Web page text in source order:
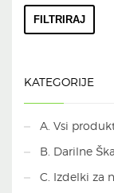
FILTRIRAJ
KATEGORIJE
A. Vsi
B. Darilne
C. Izdelki za